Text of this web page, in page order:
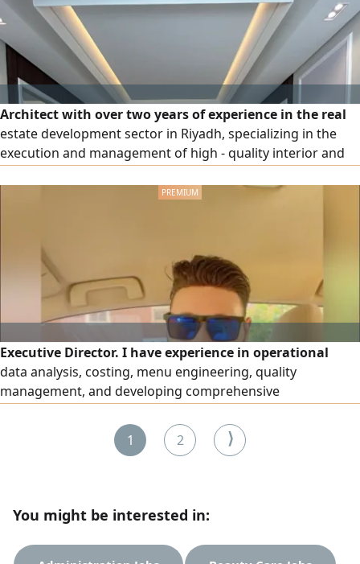
Architect with over two years of experience in the real
estate development sector in Riyadh, specializing in the
execution and management of high - quality interior and
material coordination, and detailing, with a strong ability
Executive Director. I have experience in operational
data analysis, costing, menu engineering, quality
management, and developing comprehensive
contact you at your convenience. Thank you, Ismail Al -
1 2 ⟩
You might be interested in: